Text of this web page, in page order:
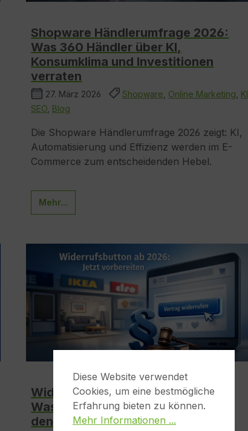
Shopware Händlerumfrage 2026:
Was 360 Händler über KI,
Konsumklima und Investitionen
verraten
27. März 2026 Shopware Online Marketing KI
SEO Blog
Die Shopware Händlerumfrage 2026 zeigt: KI,
Automatisierung und Effizienz werden im E-
Commerce zum entscheidenden Hebel.
Mehr...
Widerrufsbutton ab 19. Juni 2026:
Was sich ändert – und was das für
den Möbel-Onlinehandel praktisch
Diese Website verwendet
Cookies, um eine bestmögliche
Erfahrung bieten zu können.
Mehr Informationen ...